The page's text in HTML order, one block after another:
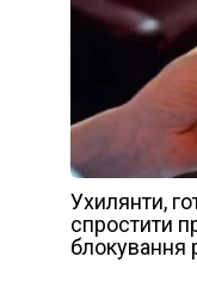
Ухилянти,
спростити
блокування